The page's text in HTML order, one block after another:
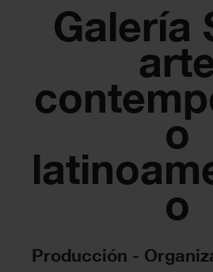
Galería
o
o
Producción -